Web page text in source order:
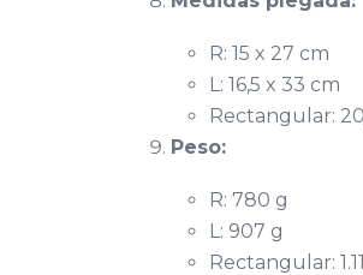
R: 15 x 27 cm
L: 16,5 x 33 cm
Rectangular:
Peso:
R: 780 g
L: 907 g
Rectangular: